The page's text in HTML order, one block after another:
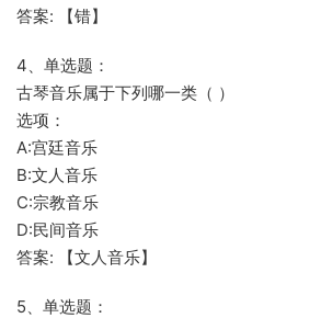
答案: 【错】
4、单选题：
古琴音乐属于下列哪一类（ ）
选项：
A:宫廷音乐
B:文人音乐
C:宗教音乐
D:民间音乐
答案: 【文人音乐】
5、单选题：